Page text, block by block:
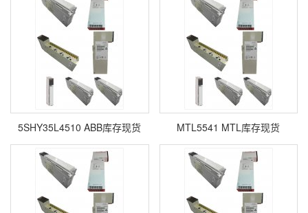
5SHY35L4510 ABB库存现货 MTL5541 MTL库存现货